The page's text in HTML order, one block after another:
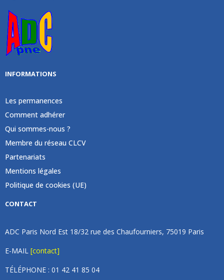
INFORMATIONS
Les permanences
Comment adhérer
Qui sommes-nous ?
Membre du réseau CLCV
Partenariats
Mentions légales
Politique de cookies (UE)
CONTACT
ADC Paris Nord Est 18/32 rue des Chaufourniers, 75019 Paris
E-MAIL [contact]
TÉLÉPHONE : 01 42 41 85 04